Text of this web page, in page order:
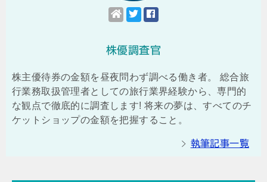
株優調査官
株主優待券の金額を昼夜問わず調べる働き者。 総合旅
行業務取扱管理者としての旅行業界経験から、専門的
な観点で徹底的に調査します! 将来の夢は、すべてのチ
ケットショップの金額を把握すること。
執筆記事一覧